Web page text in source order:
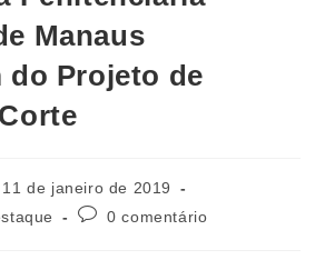
Manaus
do Projeto de
11 de janeiro de 2019
0 comentário